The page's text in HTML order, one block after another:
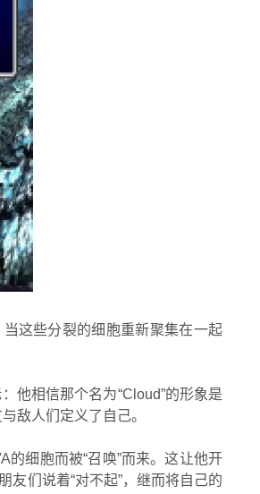
这些分裂的细胞重新聚集在一起
他相信那个名为“Cloud”的形象是
敌人们定义了自己。
细胞而被“召唤”而来。这让他开
友们说着“对不起”，继而将自己的